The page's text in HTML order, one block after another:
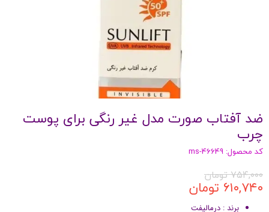
ضد آفتاب صورت مدل غیر رنگی برای پوست
چرب
کد محصول: ms-46649
۷۵۴,۰۰۰ تومان
۶۱۰,۷۴۰ تومان
برند : درمالیفت